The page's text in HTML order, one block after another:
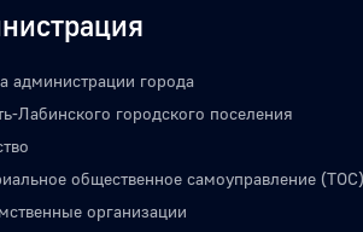
администрации города
Лабинского городского поселения
общественное самоуправление (ТОС)
организации